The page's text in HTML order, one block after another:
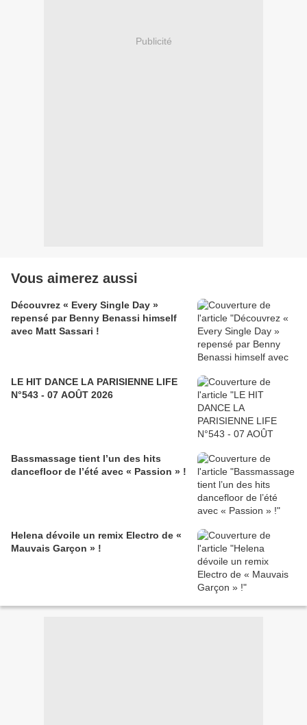
Publicité
Vous aimerez aussi
Découvrez « Every Single Day »
repensé par Benny Benassi himself
avec Matt Sassari !
LE HIT DANCE LA PARISIENNE LIFE
N°543 - 07 AOÛT 2026
Bassmassage tient l’un des hits
dancefloor de l’été avec « Passion » !
Helena dévoile un remix Electro de «
Mauvais Garçon » !